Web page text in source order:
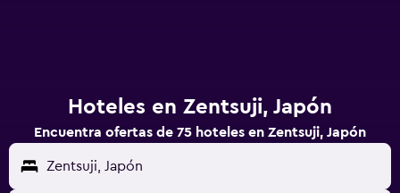
Hoteles en Zentsuji, Japón
Encuentra ofertas de 75 hoteles en Zentsuji, Japón
Zentsuji, Japón